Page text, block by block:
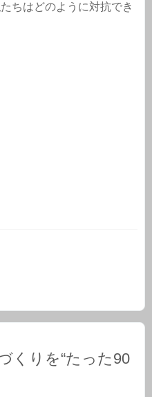
ちはどのように対抗でき
くりを“たった90